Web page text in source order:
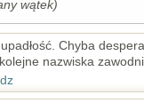
wątek)
Chyba
nazwiska